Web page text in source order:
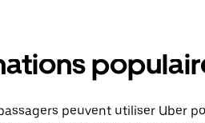
peuvent utiliser Uber